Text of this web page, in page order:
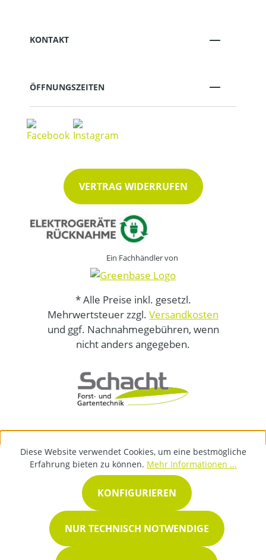
KONTAKT
ÖFFNUNGSZEITEN
VERTRAG WIDERRUFEN
Ein Fachhändler von
* Alle Preise inkl. gesetzl.
Mehrwertsteuer zzgl. Versandkosten
und ggf. Nachnahmegebühren, wenn
nicht anders angegeben.
Diese Website verwendet Cookies, um eine bestmögliche
Erfahrung bieten zu können. Mehr Informationen ...
NUR TECHNISCH NOTWENDIGE
KONFIGURIEREN